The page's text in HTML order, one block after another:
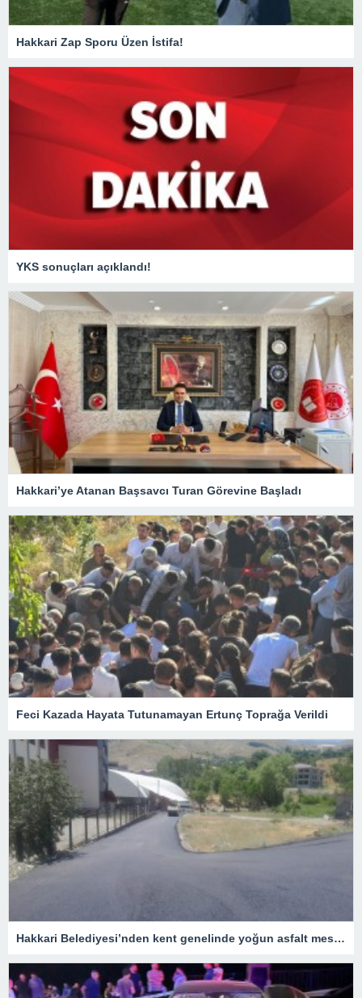
Hakkari Zap Sporu Üzen İstifa!
YKS sonuçları açıklandı!
Hakkari’ye Atanan Başsavcı Turan Görevine Başladı
Feci Kazada Hayata Tutunamayan Ertunç Toprağa Verildi
Hakkari Belediyesi’nden kent genelinde yoğun asfalt mesaisi